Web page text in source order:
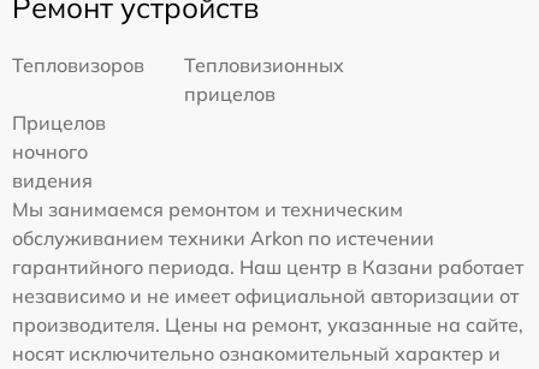
Ремонт устройств
Тепловизоров
Тепловизионных
прицелов
Прицелов
ночного
видения
Мы занимаемся ремонтом и техническим
обслуживанием техники Arkon по истечении
гарантийного периода. Наш центр в Казани работает
независимо и не имеет официальной авторизации от
производителя. Цены на ремонт, указанные на сайте,
носят исключительно ознакомительный характер и